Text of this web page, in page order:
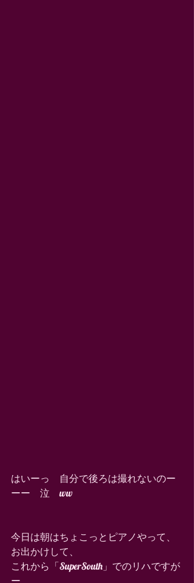
はいーっ　自分で後ろは撮れないのー
ーー　泣　ww
今日は朝はちょこっとピアノやって、
お出かけして、
これから「SuperSouth」でのリハですが
ー。